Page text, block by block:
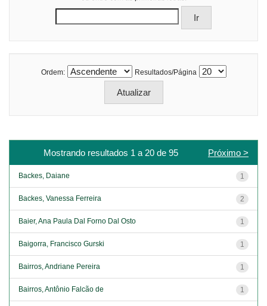
Ordem: Resultados/Página
Mostrando resultados 1 a 20 de 95 Próximo >
Backes, Daiane 1
Backes, Vanessa Ferreira 2
Baier, Ana Paula Dal Forno Dal Osto 1
Baigorra, Francisco Gurski 1
Bairros, Andriane Pereira 1
Bairros, Antônio Falcão de 1